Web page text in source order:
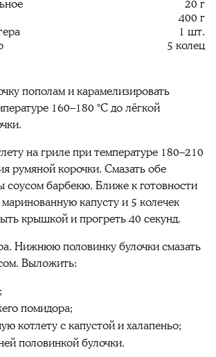
20 г
400 г
1 шт.
5 колец
пополам и карамелизировать
160–180 °C до лёгкой
на гриле при температуре 180–210
румяной корочки. Смазать обе
соусом барбекю. Ближе к готовности
капусту и 5 колечек
крышкой и прогреть 40 секунд.
Нижнюю половинку булочки смазать
Выложить:
помидора;
котлету с капустой и халапеньо;
половинкой булочки.